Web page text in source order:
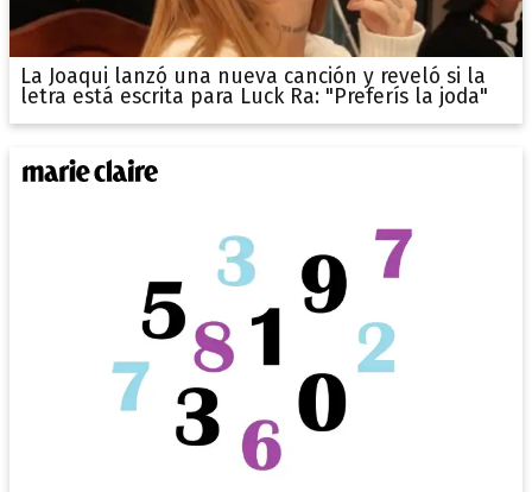
La Joaqui lanzó una nueva canción y reveló si la
letra está escrita para Luck Ra: "Preferís la joda"